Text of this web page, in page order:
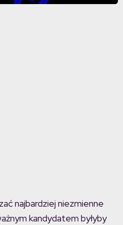
najbardziej niezmienne
kandydatem byłyby